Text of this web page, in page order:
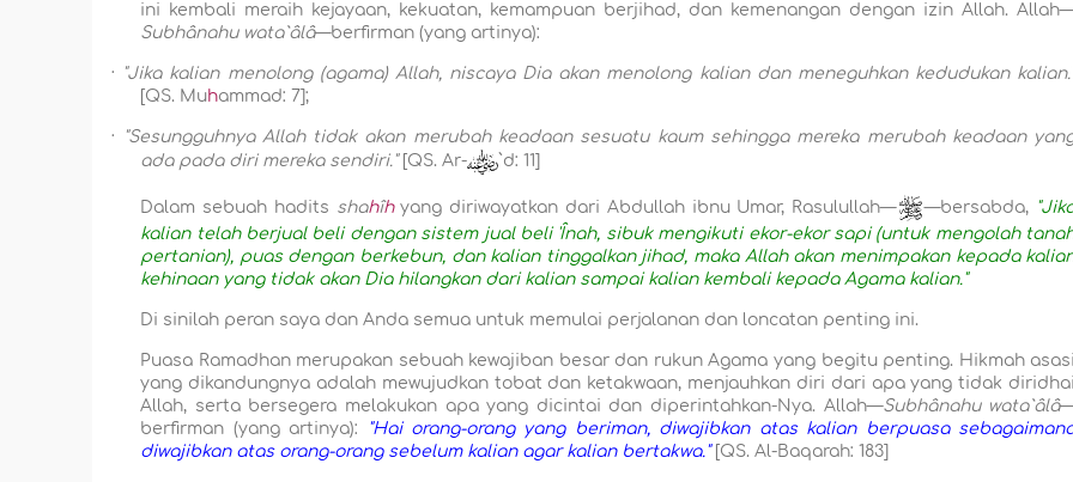
ini kembali meraih kejayaan, kekuatan, kemampuan berjihad, dan kemenangan dengan izin Allah.
Subhânahu wata`âlâ—berfirman (yang artinya):
·
"Jika kalian menolong (agama) Allah, niscaya Dia akan menolong kalian dan meneguhkan kedudukan
[QS. Muhammad: 7];
·
"Sesungguhnya Allah tidak akan merubah keadaan sesuatu kaum sehingga mereka merubah keadaan
ada pada diri mereka sendiri."[QS. Ar- `d: 11]
Dalam sebuah hadits shahîhyang diriwayatkan dari Abdullah ibnu Umar, Rasulullah— —bersabda,
kalian telah berjual beli dengan sistem jual beli 'Înah, sibuk mengikuti ekor-ekor sapi (untuk mengolah
pertanian), puas dengan berkebun, dan kalian tinggalkan jihad, maka Allah akan menimpakan kepada
kehinaan yang tidak akan Dia hilangkan dari kalian sampai kalian kembali kepada Agama kalian."
Di sinilah peran saya dan Anda semua untuk memulai perjalanan dan loncatan penting ini.
Puasa Ramadhan merupakan sebuah kewajiban besar dan rukun Agama yang begitu penting. Hikmah asasi
yang dikandungnya adalah mewujudkan tobat dan ketakwaan, menjauhkan diri dari apa yang tidak diridhai
Allah, serta bersegera melakukan apa yang dicintai dan diperintahkan-Nya. Allah—Subhânahu wata`âlâ
berfirman (yang artinya):
"Hai orang-orang yang beriman, diwajibkan atas kalian berpuasa
diwajibkan atas orang-orang sebelum kalian agar kalian bertakwa." [QS. Al-Baqarah: 183]